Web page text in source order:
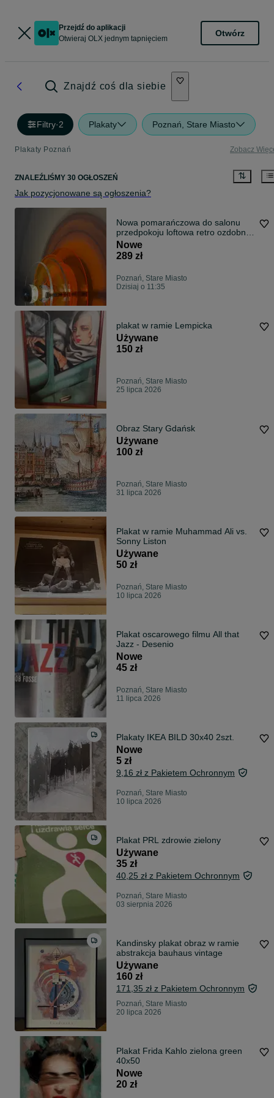
Przejdź do aplikacji
Otwieraj OLX jednym tapnięciem
Otwórz
Znajdź coś dla siebie
Filtry·2 Plakaty Poznań, Stare Miasto
Plakaty Poznań Zobacz
ZNALEŹLIŚMY 30 OGŁOSZEŃ
Jak pozycjonowane są ogłoszenia?
Nowa pomarańczowa do salonu
przedpokoju loftowa retro ozdobna
vintage
Nowe
289 zł
Poznań, Stare Miasto
Dzisiaj o 11:35
plakat w ramie Lempicka
Używane
150 zł
Poznań, Stare Miasto
25 lipca 2026
Obraz Stary Gdańsk
Używane
100 zł
Poznań, Stare Miasto
31 lipca 2026
Plakat w ramie Muhammad Ali vs.
Sonny Liston
Używane
50 zł
Poznań, Stare Miasto
10 lipca 2026
Plakat oscarowego filmu All that
Jazz - Desenio
Nowe
45 zł
Poznań, Stare Miasto
11 lipca 2026
Plakaty IKEA BILD 30x40 2szt.
Nowe
5 zł
9,16 zł z Pakietem Ochronnym
Poznań, Stare Miasto
10 lipca 2026
Plakat PRL zdrowie zielony
Używane
35 zł
40,25 zł z Pakietem Ochronnym
Poznań, Stare Miasto
03 sierpnia 2026
Kandinsky plakat obraz w ramie
abstrakcja bauhaus vintage
Używane
160 zł
171,35 zł z Pakietem Ochronnym
Poznań, Stare Miasto
20 lipca 2026
Plakat Frida Kahlo zielona green
40x50
Nowe
20 zł